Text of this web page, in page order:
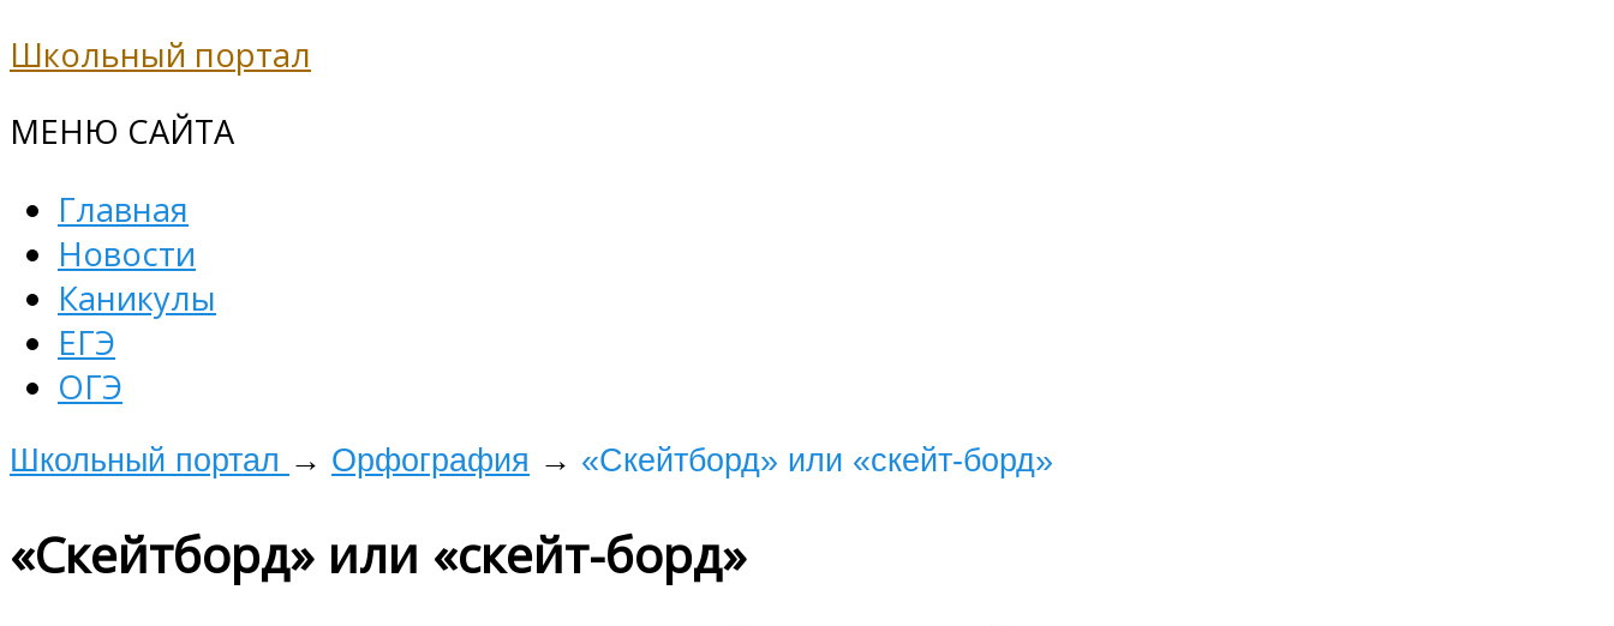
Школьный портал
МЕНЮ САЙТА
Главная
Новости
Каникулы
ЕГЭ
ОГЭ
Школьный портал → Орфография → «Скейтборд» или «скейт-борд»
«Скейтборд» или «скейт-борд»